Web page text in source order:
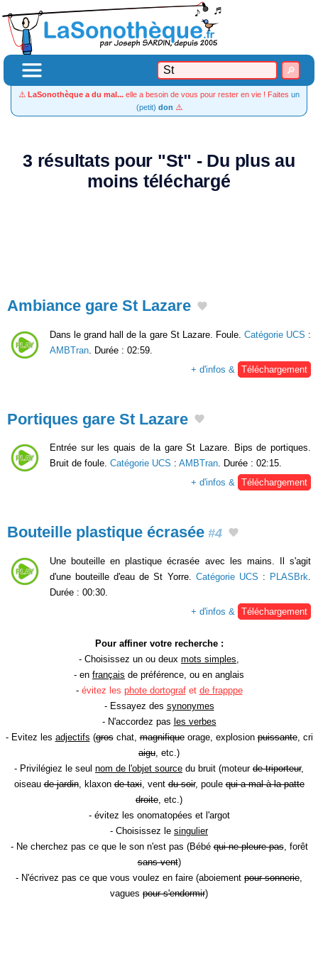
⚠️ LaSonothèque a du mal... elle a besoin de vous pour rester en vie ! Faites un
(petit) don ⚠️
3 résultats pour "St" - Du plus au
moins téléchargé
Ambiance gare St Lazare
Dans le grand hall de la gare St Lazare. Foule. Catégorie UCS :
AMBTran . Durée : 02:59.
+ d'infos &
Téléchargement
Portiques gare St Lazare
Entrée sur les quais de la gare St Lazare. Bips de portiques.
Bruit de foule. Catégorie UCS : AMBTran. Durée : 02:15.
+ d'infos & Téléchargement
Bouteille plastique écrasée #4
Une bouteille en plastique écrasée avec les mains. Il s'agit
d'une bouteille d'eau de St Yorre. Catégorie UCS : PLASBrk
Durée : 00:30.
+ d'infos &
Téléchargement
Pour affiner votre recherche :
- Choisissez un ou deux mots simples
- en français de préférence, ou en anglais
- évitez les phote dortografet de frapppe
- Essayez des synonymes
- N'accordez pas les verbes
- Evitez les adjectifs (groschat,magnifiqueorage, explosionpuissante, cri
aigu , etc.)
- Privilégiez le seul nom de l'objet source du bruit (moteur de triporteur,
oiseaude jardin, klaxonde taxi, ventdu soir, poulequi a mal à la patte
droite , etc.)
- évitez les onomatopées et l'argot
- Choisissez le singulier
- Ne cherchez pas ce que le son n'est pas (Bébéqui ne pleure pas, forêt
sans vent)
- N'écrivez pas ce que vous voulez en faire (aboiement pour sonnerie
vagues pour s'endormir)